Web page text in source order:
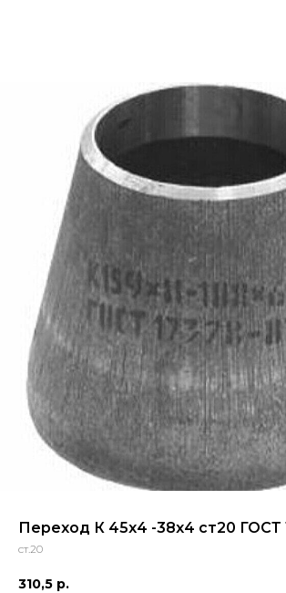
Переход К 45х4 -38х4 ст20 ГОСТ
ст.20
310,5 р.